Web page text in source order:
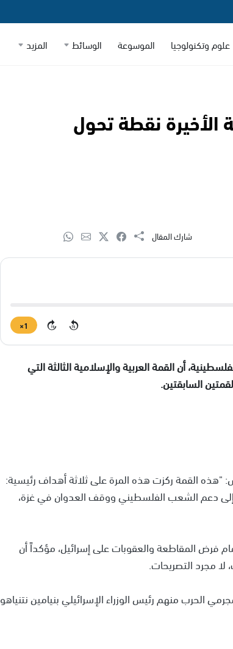
علوم وتكنولوجيا الموسوعة الوسائط المزيد
الأخيرة نقطة تحول
شارك المقال
15
15
1×
أن القمة العربية والإسلامية الثالثة التي
السابقتين.
القمة ركزت هذه المرة على ثلاثة أهداف رئيسية:
دعم الشعب الفلسطيني ووقف العدوان في غزة،
فرض المقاطعة والعقوبات على إسرائيل، مؤكداً أن
لا مجرد التصريحات.
الحرب منهم رئيس الوزراء الإسرائيلي بنيامين نتنياهو